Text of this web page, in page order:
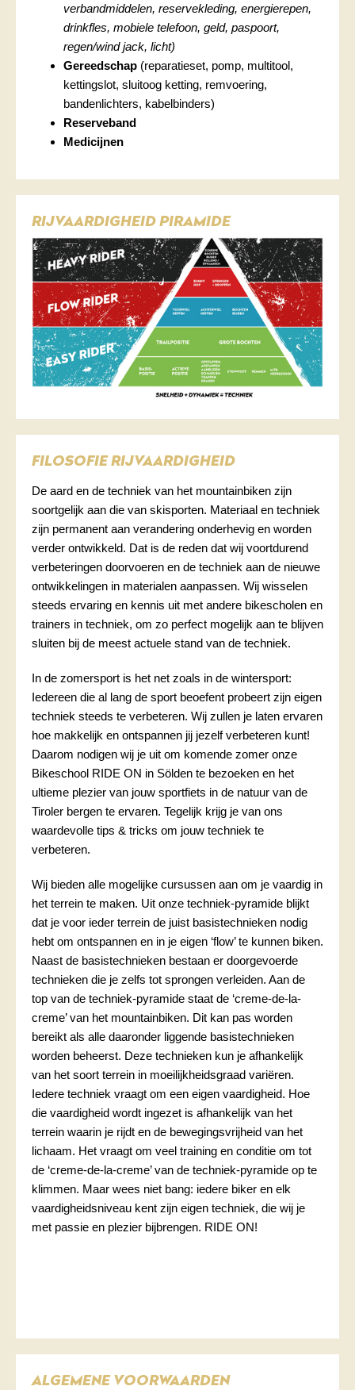
verbandmiddelen, reservekleding, energierepen,
drinkfles, mobiele telefoon, geld, paspoort,
regen/wind jack, licht)
Gereedschap (reparatieset, pomp, multitool,
kettingslot, sluitoog ketting, remvoering,
bandenlichters, kabelbinders)
Reserveband
Medicijnen
RIJVAARDIGHEID PIRAMIDE
FILOSOFIE RIJVAARDIGHEID
De aard en de techniek van het mountainbiken zijn
soortgelijk aan die van skisporten. Materiaal en techniek
zijn permanent aan verandering onderhevig en worden
verder ontwikkeld. Dat is de reden dat wij voortdurend
verbeteringen doorvoeren en de techniek aan de nieuwe
ontwikkelingen in materialen aanpassen. Wij wisselen
steeds ervaring en kennis uit met andere bikescholen en
trainers in techniek, om zo perfect mogelijk aan te blijven
sluiten bij de meest actuele stand van de techniek.
In de zomersport is het net zoals in de wintersport:
Iedereen die al lang de sport beoefent probeert zijn eigen
techniek steeds te verbeteren. Wij zullen je laten ervaren
hoe makkelijk en ontspannen jij jezelf verbeteren kunt!
Daarom nodigen wij je uit om komende zomer onze
Bikeschool RIDE ON in Sölden te bezoeken en het
ultieme plezier van jouw sportfiets in de natuur van de
Tiroler bergen te ervaren. Tegelijk krijg je van ons
waardevolle tips & tricks om jouw techniek te
verbeteren.
Wij bieden alle mogelijke cursussen aan om je vaardig in
het terrein te maken. Uit onze techniek-pyramide blijkt
dat je voor ieder terrein de juist basistechnieken nodig
hebt om ontspannen en in je eigen ‘flow’ te kunnen biken.
Naast de basistechnieken bestaan er doorgevoerde
technieken die je zelfs tot sprongen verleiden. Aan de
top van de techniek-pyramide staat de ‘creme-de-la-
creme’ van het mountainbiken. Dit kan pas worden
bereikt als alle daaronder liggende basistechnieken
worden beheerst. Deze technieken kun je afhankelijk
van het soort terrein in moeilijkheidsgraad variëren.
Iedere techniek vraagt om een eigen vaardigheid. Hoe
die vaardigheid wordt ingezet is afhankelijk van het
terrein waarin je rijdt en de bewegingsvrijheid van het
lichaam. Het vraagt om veel training en conditie om tot
de ‘creme-de-la-creme’ van de techniek-pyramide op te
klimmen. Maar wees niet bang: iedere biker en elk
vaardigheidsniveau kent zijn eigen techniek, die wij je
met passie en plezier bijbrengen. RIDE ON!
ALGEMENE VOORWAARDEN